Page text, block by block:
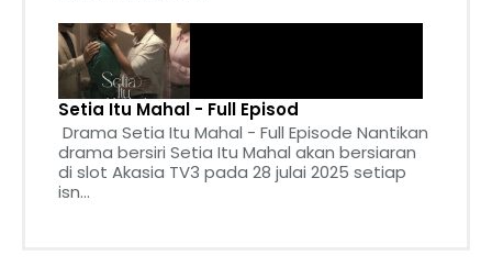
Setia Itu Mahal - Full Episod
Drama Setia Itu Mahal - Full Episode Nantikan
drama bersiri Setia Itu Mahal akan bersiaran
di slot Akasia TV3 pada 28 julai 2025 setiap
isn...